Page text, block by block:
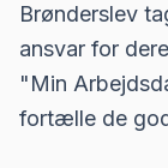
Brønderslev
ansvar for
"Min
fortælle de